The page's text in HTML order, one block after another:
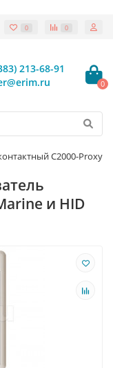
0 0
213-68-91
0
С2000-Proxy
и HID